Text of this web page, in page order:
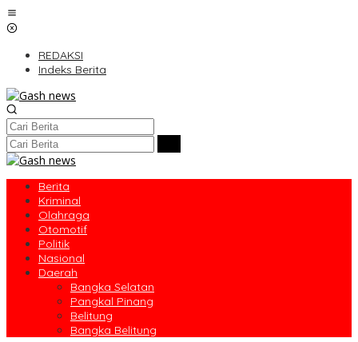
Lewati
ke
REDAKSI
Indeks Berita
Berita
Kriminal
Olahraga
Otomotif
Politik
Nasional
Daerah
Bangka Selatan
Pangkal Pinang
Belitung
Bangka Belitung